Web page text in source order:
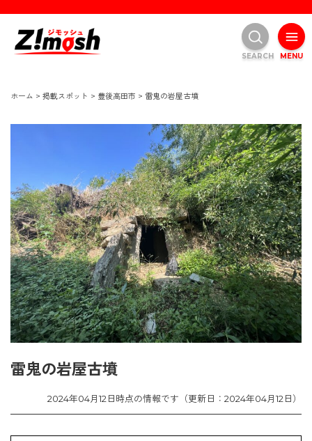
ホーム > 掲載スポット > 豊後高田市 > 雷鬼の岩屋古墳
雷鬼の岩屋古墳
2024年04月12日時点の情報です（更新日：2024年04月12日）
MENU
SEARCH